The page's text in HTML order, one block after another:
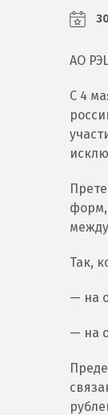
АО
С 4
форм,
Так,
— на
— на